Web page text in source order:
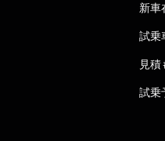
新車
試乗
見
試乗